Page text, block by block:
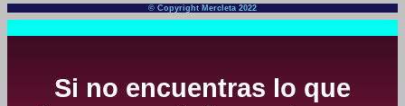
© Copyright Mercleta 2022
Si no encuentras lo que